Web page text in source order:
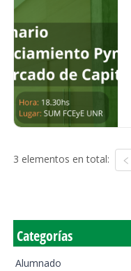
3 elementos en total:
Categorías
Alumnado